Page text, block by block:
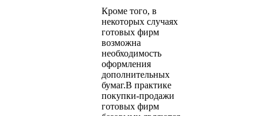
Кроме того, в
некоторых случаях
готовых фирм
возможна
необходимость
оформления
дополнительных
бумаг.В практике
покупки-продажи
готовых фирм